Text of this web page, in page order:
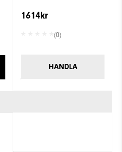
1614kr
(0)
HANDLA